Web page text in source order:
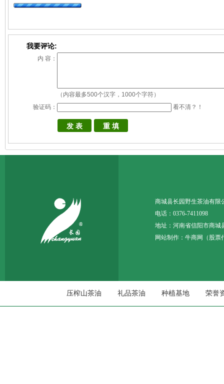
我要评论:
内 容：
（内容最多500个汉字，1000个字符）
验证码：
看不清？！
商城县长园野生茶
电话：0376-7411098
地址：河南省信阳市商城
网站制作： 牛商网 （股
压榨山茶油 礼品茶油 种植基地 荣誉